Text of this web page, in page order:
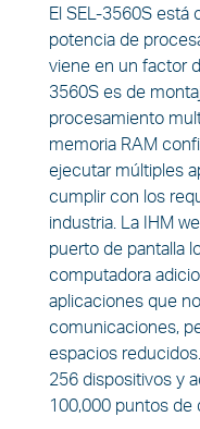
El SEL-3560S está
potencia de
viene en un factor
3560S es de
procesamiento
memoria RAM
ejecutar múltiples
cumplir con los
industria. La IHM
puerto de pantalla
computadora
aplicaciones que
comunicaciones,
espacios
256 dispositivos y
100,000 puntos de